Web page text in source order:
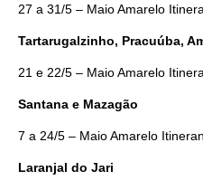
27 a 31/5 – Maio Amarelo
Tartarugalzinho, Pracuúba,
21 e 22/5 – Maio Amarelo
Santana e Mazagão
7 a 24/5 – Maio Amarelo
Laranjal do Jari